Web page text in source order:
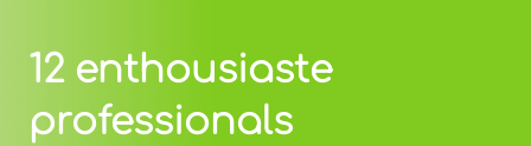
12 enthousiaste
professionals